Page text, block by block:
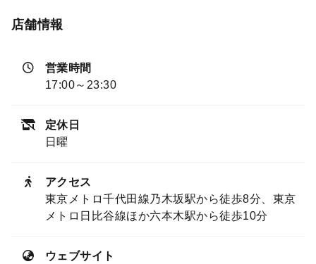
店舗情報
営業時間
17:00～23:30
定休日
日曜
アクセス
東京メトロ千代田線乃木坂駅から徒歩8分、東京
メトロ日比谷線ほか六本木駅から徒歩10分
ウェブサイト